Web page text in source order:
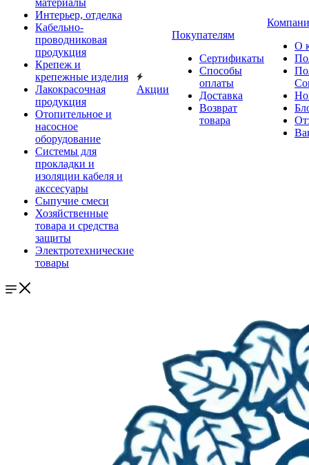
материалы
Интерьер, отделка
Кабельно-
проводниковая
продукция
Крепеж и
крепежные изделия
Лакокрасочная
продукция
Отопительное и
насосное
оборудование
Системы для
прокладки и
изоляции кабеля и
акссесуары
Сыпучие смеси
Хозяйственные
товара и средства
защиты
Электротехнические
товары
Акции
Покупателям
Сертификаты
Способы
оплаты
Доставка
Возврат
товара
О